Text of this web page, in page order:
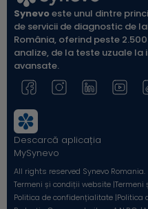
Synevoeste unul dintre
de servicii de diagnostic de
România, oferind peste
analize, de la teste uzuale la
avansate.
Descarcă aplicația
MySynevo
All rights reserved Synevo Romania.
Termeni și condiții website |Termeni
Politica de confidențialitate |Politica